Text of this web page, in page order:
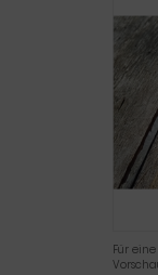
Für